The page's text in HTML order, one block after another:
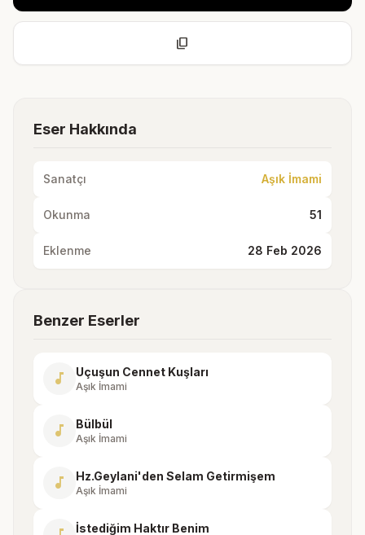
content_copy
Eser Hakkında
Sanatçı Aşık İmami
Okunma 51
Eklenme 28 Feb 2026
Benzer Eserler
music_note Uçuşun Cennet Kuşları
Aşık İmami
music_note Bülbül
Aşık İmami
music_note Hz.Geylani'den Selam Getirmişem
Aşık İmami
İstediğim Haktır Benim